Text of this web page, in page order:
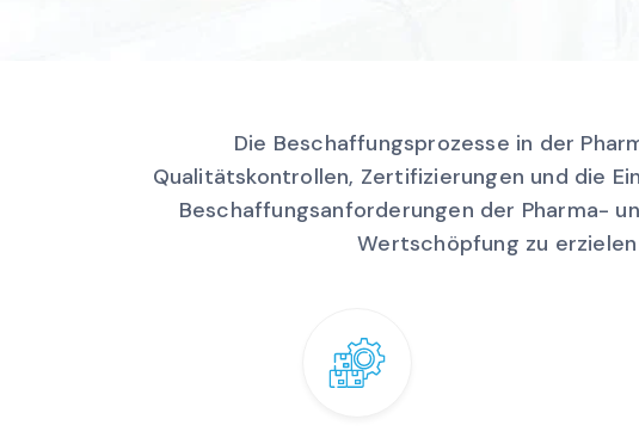
Die Beschaffungsprozesse in der
Qualitätskontrollen, Zertifizierungen und die
Beschaffungsanforderungen der Pharma-
Wertschöpfung zu